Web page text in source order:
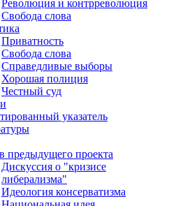
Революция и контрреволюция
Свобода слова
Приватность
Свобода слова
Справедливые выборы
Хорошая полиция
Честный суд
указатель
предыдущего проекта
Дискуссия о "кризисе
либерализма"
Идеология консерватизма